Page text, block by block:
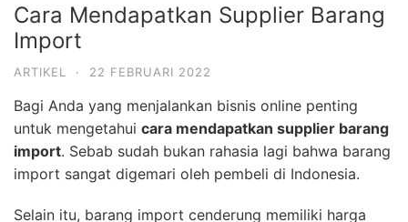
Cara Mendapatkan Supplier Barang
Import
ARTIKEL · 22 FEBRUARI 2022
Bagi Anda yang menjalankan bisnis online penting
untuk mengetahui cara mendapatkan supplier barang
import. Sebab sudah bukan rahasia lagi bahwa barang
import sangat digemari oleh pembeli di Indonesia.
Selain itu, barang import cenderung memiliki harga